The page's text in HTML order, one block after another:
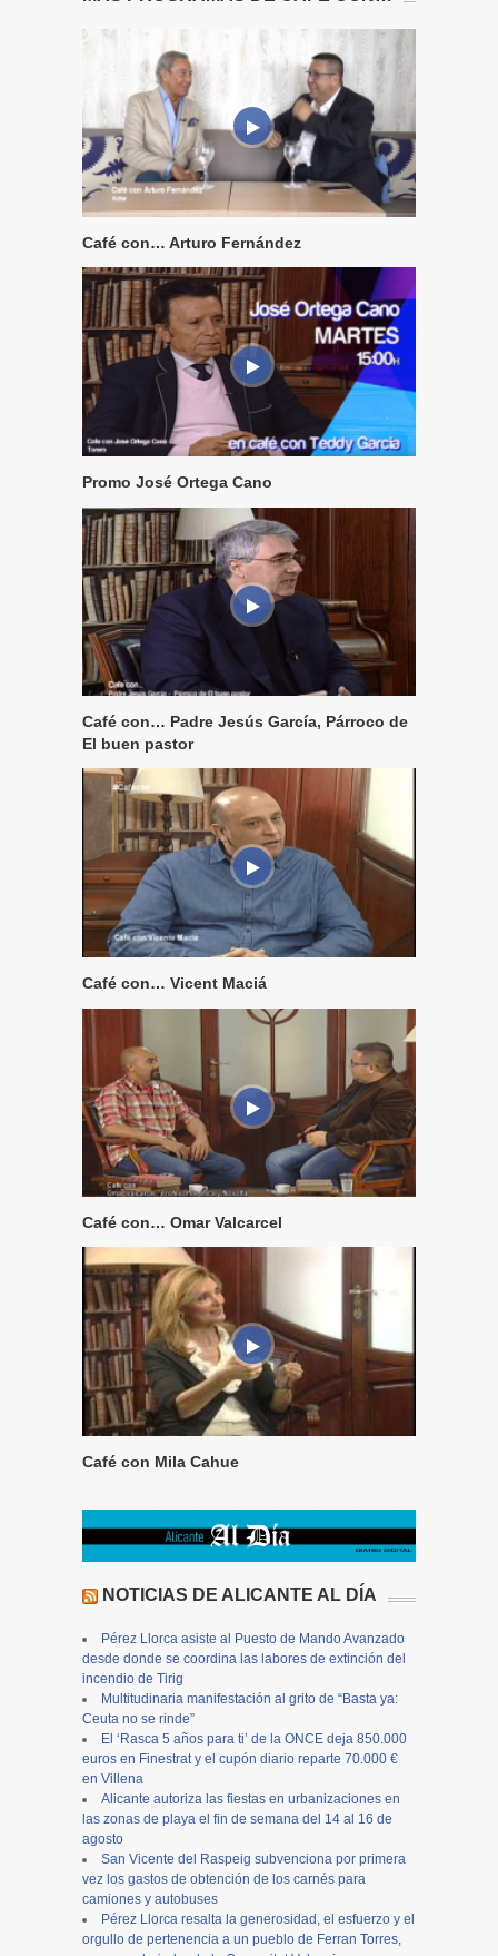
Café con… Arturo Fernández
Promo José Ortega Cano
Café con… Padre Jesús García, Párroco de
El buen pastor
Café con… Vicent Maciá
Café con… Omar Valcarcel
Café con Mila Cahue
NOTICIAS DE ALICANTE AL DÍA
Pérez Llorca asiste al Puesto de Mando Avanzado
desde donde se coordina las labores de extinción del
incendio de Tirig
Multitudinaria manifestación al grito de “Basta ya:
Ceuta no se rinde”
El ‘Rasca 5 años para ti’ de la ONCE deja 850.000
euros en Finestrat y el cupón diario reparte 70.000 €
en Villena
Alicante autoriza las fiestas en urbanizaciones en
las zonas de playa el fin de semana del 14 al 16 de
agosto
San Vicente del Raspeig subvenciona por primera
vez los gastos de obtención de los carnés para
camiones y autobuses
Pérez Llorca resalta la generosidad, el esfuerzo y el
orgullo de pertenencia a un pueblo de Ferran Torres,